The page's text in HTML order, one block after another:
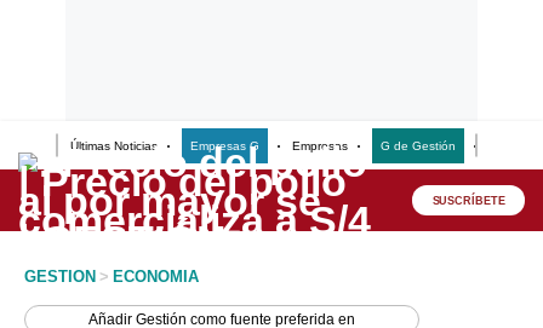
Últimas Noticias Empresas G Empresas G de Gestión
Lo último
Peru Quiosco SUSCRÍBETE
GESTION > ECONOMIA
AñadirGestión como fuente preferida en